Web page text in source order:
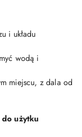
i układu
wodą i
miejscu, z dala od
do użytku